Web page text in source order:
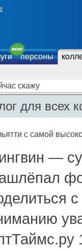
персоны
скажу
для всех
с самой
—